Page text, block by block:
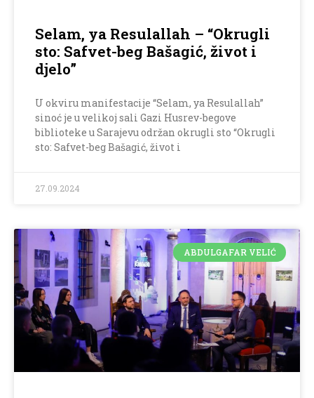
Selam, ya Resulallah – “Okrugli
sto: Safvet-beg Bašagić, život i
djelo”
U okviru manifestacije “Selam, ya Resulallah”
sinoć je u velikoj sali Gazi Husrev-begove
biblioteke u Sarajevu održan okrugli sto “Okrugli
sto: Safvet-beg Bašagić, život i
27.09.2024
ABDULGAFAR VELIĆ